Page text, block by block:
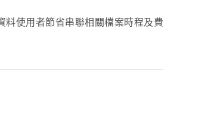
料使用者節省串聯相關檔案時程及費